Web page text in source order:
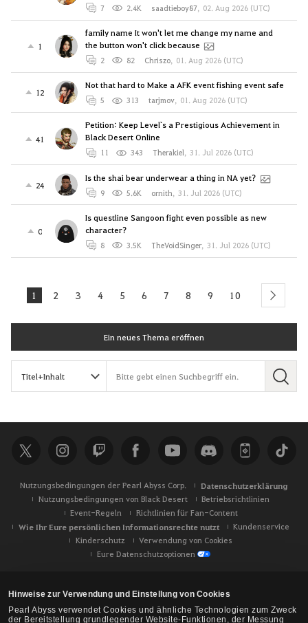
Hinweise zur Verwendung und Einstellung von Cookies
Pearl Abyss verwendet Cookies und ähnliche Technologien zum Zweck
der Bereitstellung grundlegender Website-Funktionen, der Messung
7 2.4K saadtieboy87, 02. Aug 2026 (UTC)
1
family name It won't let me change my name and
the button won't click because
2 82 Chriszo, 01. Aug 2026 (UTC)
12
Not that hard to Make a AFK event fishing event safe
5 313 tarjmov, 01. Aug 2026 (UTC)
41
Petition: Keep Level`s a Prestigious Achievement in
Black Desert Online
11 343 Therakiel, 31. Jul 2026 (UTC)
24
Is the shai bear underwear a thing in NA yet?
9 5.6K ornith, 31. Jul 2026 (UTC)
0
Is questline Sangoon fight even possible as new
character?
8 3.5K TheVoidSinger, 31. Jul 2026 (UTC)
1 2 3 4 5 6 7 8 9 10 next
Ein neues Thema eröffnen
S
e
Nutzungsbedingungen der Pearl Abyss Corp. Datenschutzerklärung
Nutzungsbedingungen von Black Desert
Betriebsrichtlinien
Event-Regeln
Richtlinien für Fan-Content
Wie Ihr Eure persönlichen Informationsrechte nutzt
Kundenservice
Kinderschutz
Verwendung von Cookies
Eure Datenschutzoptionen